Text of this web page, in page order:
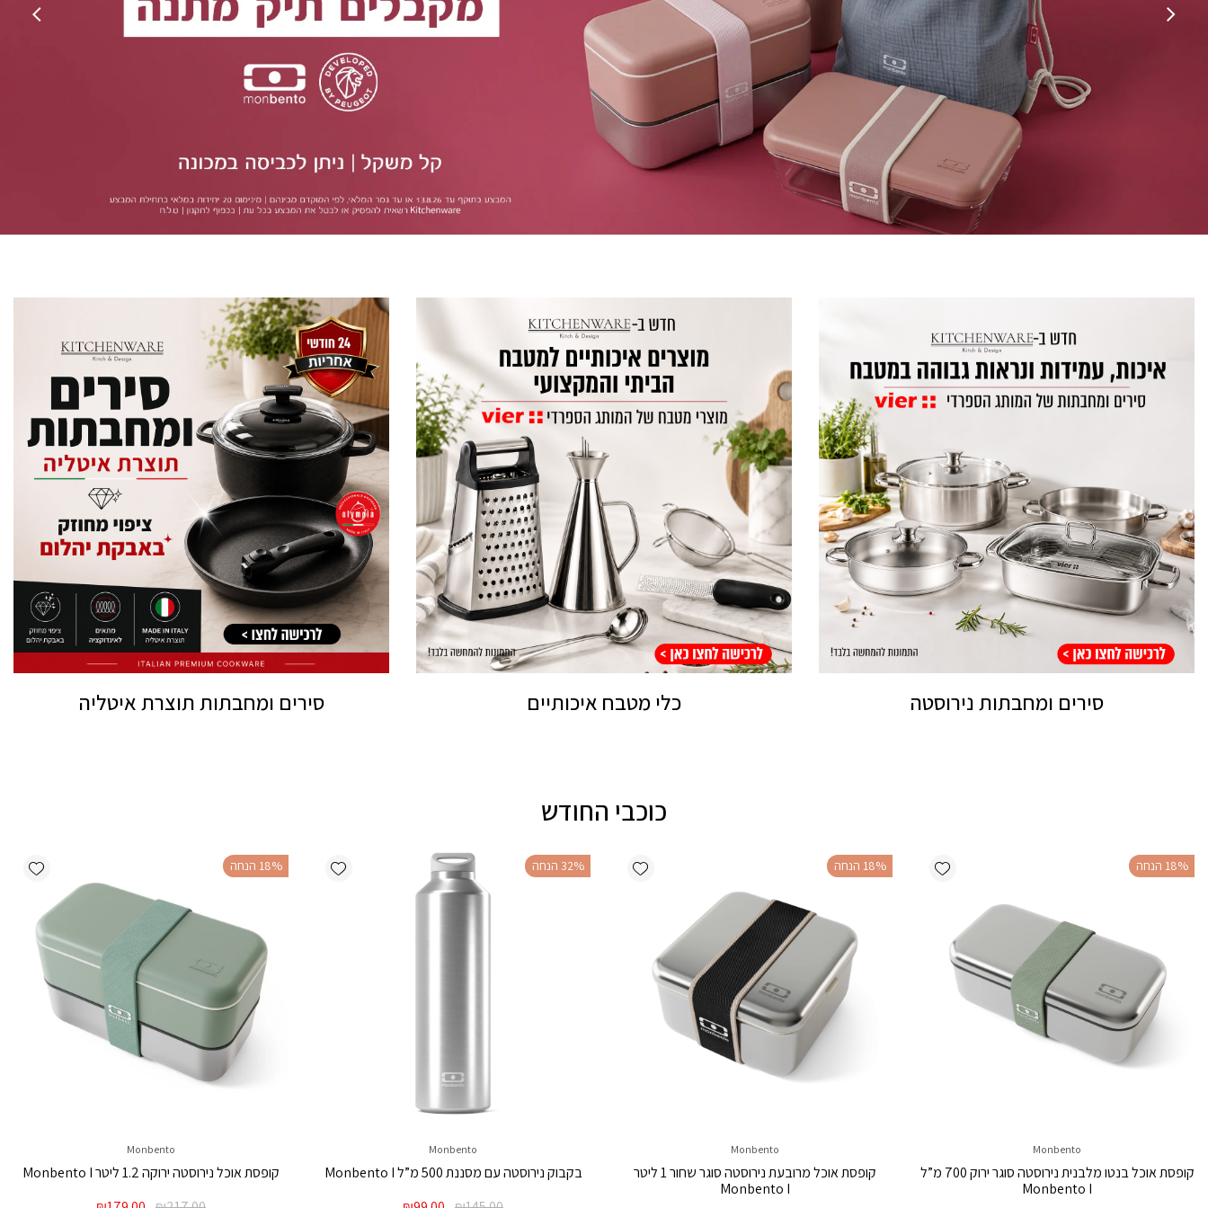
סירים ומחבתות נירוסטה כלי מטבח איכותיים סירים ומחבתות תוצרת איטליה
כוכבי החודש
Add wishlist ‫18% הנחה
Monbento
קופסת אוכל בנטו מלבנית נירוסטה סוגר ירוק 700 מ”ל
Monbento I
Add wishlist ‫18% הנחה
Monbento
קופסת אוכל מרובעת נירוסטה סוגר שחור 1 ליטר
Monbento I
Add wishlist ‫32% הנחה
Monbento
בקבוק נירוסטה עם מסננת 500 מ”ל Monbento I
‫18% הנחה
Monbento
קופסת אוכל נירוסטה ירוקה 1.2 ליטר Monbento I